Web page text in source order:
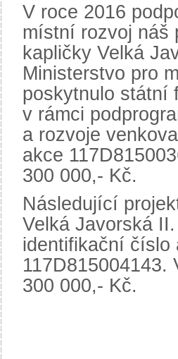
V roce 2016
místní rozvoj náš
kapličky Velká
Ministerstvo pro
poskytnulo státní
v rámci
a rozvoje
akce
300 000,- Kč.
Následující
Velká Javorská
identifikační číslo
117D815004143.
300 000,- Kč.